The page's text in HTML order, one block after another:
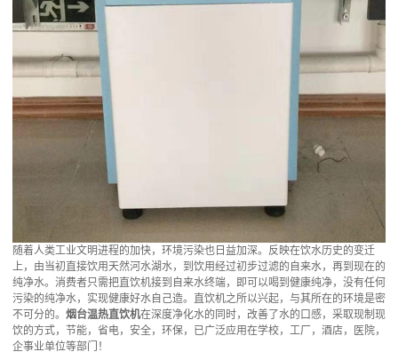
随着人类工业文明进程的加快，环境污染也日益加深。反映在饮水历史的变迁
上，由当初直接饮用天然河水湖水，到饮用经过初步过滤的自来水，再到现在的
纯净水。消费者只需把直饮机接到自来水终端，即可以喝到健康纯净，没有任何
污染的纯净水，实现健康好水自己造。直饮机之所以兴起，与其所在的环境是密
不可分的。 烟台温热直饮机在深度净化水的同时，改善了水的口感，采取现制现
饮的方式，节能，省电，安全，环保，已广泛应用在学校，工厂，酒店，医院，
企事业单位等部门！